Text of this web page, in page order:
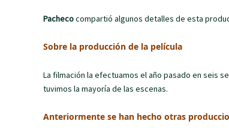
Pachecocompartió algunos detalles de esta
Sobre la producción de la película
La filmación la efectuamos el año pasado en seis
tuvimos la mayoría de las escenas.
Anteriormente se han hecho otras